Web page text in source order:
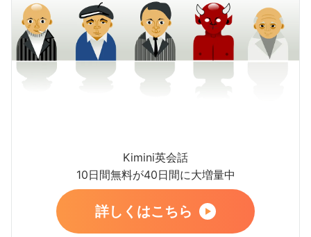
Kimini英会話
10日間無料が40日間に大増量中
詳しくはこちら